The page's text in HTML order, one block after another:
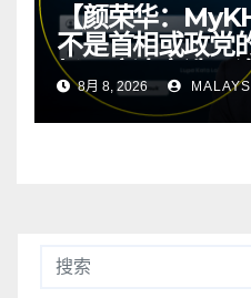
【颜荣华：
不是首相或政党
场不应决定选区
有健康政治】
8月 8, 2026